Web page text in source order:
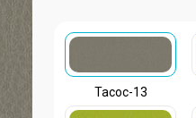
Тасос-13